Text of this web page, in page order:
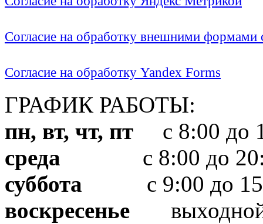
Согласие на обработку внешними формами
Согласие на обработку Yandex Forms
ГРАФИК РАБОТЫ:
пн, вт, чт, пт с 8:00 до
среда с 8:00 до
суббота с 9:00 до
воскресенье